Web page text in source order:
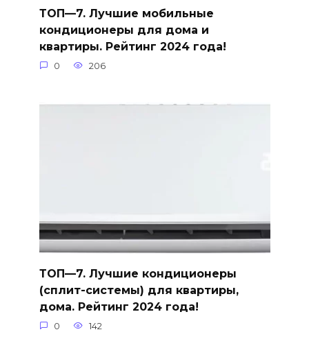
ТОП—7. Лучшие мобильные
кондиционеры для дома и
квартиры. Рейтинг 2024 года!
0 206
ТОП—7. Лучшие кондиционеры
(сплит-системы) для квартиры,
дома. Рейтинг 2024 года!
0 142